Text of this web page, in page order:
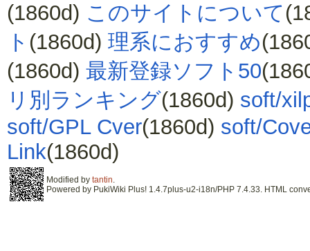
(1860d) このサイトについて
ト (1860d) 理系におすすめ
(1860d) 最新登録ソフト50
リ別ランキング(1860d) soft/
soft/GPL Cver(1860d) soft/
Link(1860d)
Modified by tantin.
Powered by PukiWiki Plus! 1.4.7plus-u2-i18n/PHP 7.4.33. HTML